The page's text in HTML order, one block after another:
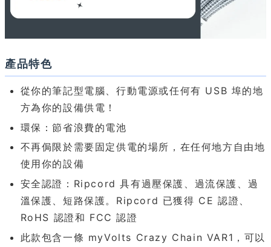
產品特色
從你的筆記型電腦、行動電源或任何有 USB 埠的地
方為你的設備供電！
環保：節省浪費的電池
不再侷限於需要固定供電的場所，在任何地方自由地
使用你的設備
安全認證：Ripcord 具有過壓保護、過流保護、過
溫保護、短路保護。Ripcord 已獲得 CE 認證、
RoHS 認證和 FCC 認證
此款包含一條 myVolts Crazy Chain VAR1，可以